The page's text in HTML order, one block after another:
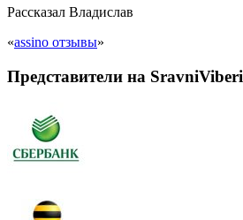
Рассказал Владислав
«assino отзывы»
Представители на SravniViberi